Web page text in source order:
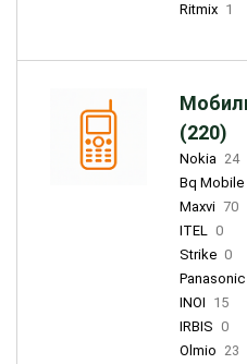
Ritmix 1
(220)
Nokia 24
Bq Mobile
Maxvi 70
ITEL 0
Strike 0
Panasonic
INOI 15
IRBIS 0
Olmio 23